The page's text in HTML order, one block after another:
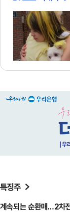
특징주
계속되는 순환매…2차